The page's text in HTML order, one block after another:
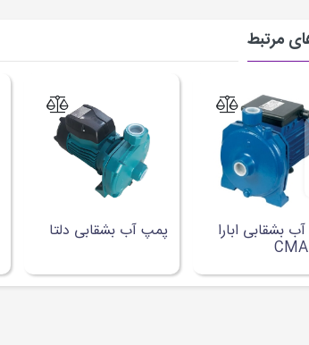
مرتبط
بشقابی ابارا پمپ آب بشقابی دلتا